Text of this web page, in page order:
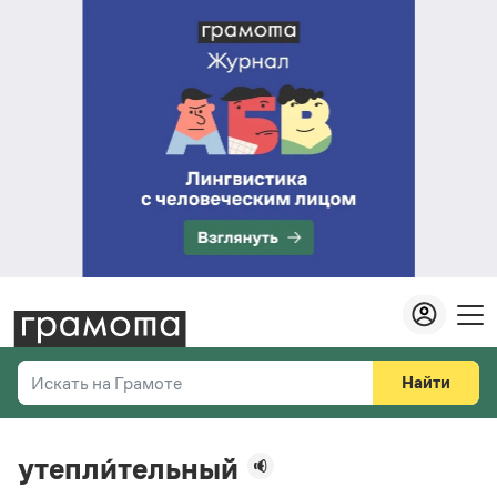
Искать на Грамоте
Справочная служба
Найти
утепли́тельный